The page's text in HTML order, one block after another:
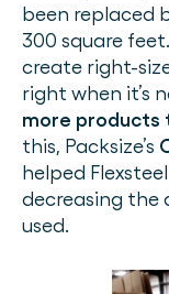
been replaced
300 square
create right-
right when it’s
more products
this, Packsize’s
helped
decreasing the
used.